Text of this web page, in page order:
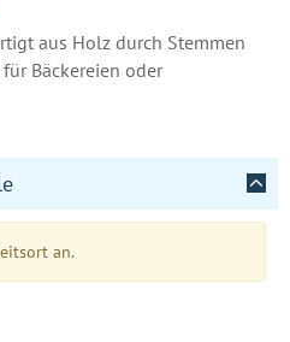
aus Holz durch Stemmen
Bäckereien oder
an.